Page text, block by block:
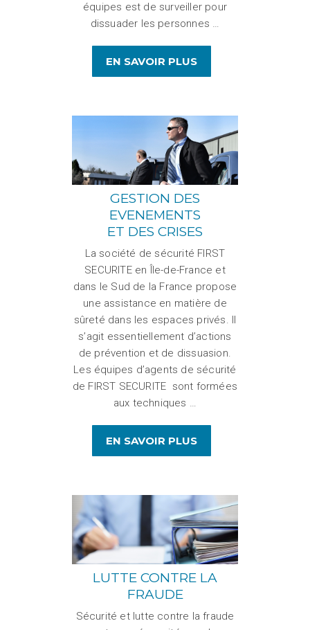
équipes est de surveiller pour
dissuader les personnes …
EN SAVOIR PLUS
GESTION DES
EVENEMENTS
ET DES CRISES
La société de sécurité FIRST
SECURITE en Île-de-France et
dans le Sud de la France propose
une assistance en matière de
sûreté dans les espaces privés. Il
s’agit essentiellement d’actions
de prévention et de dissuasion.
Les équipes d’agents de sécurité
de FIRST SECURITE sont formées
aux techniques …
EN SAVOIR PLUS
LUTTE CONTRE LA
FRAUDE
Sécurité et lutte contre la fraude